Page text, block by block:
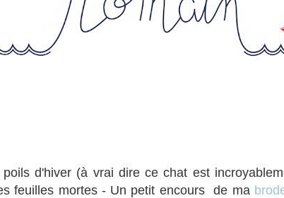
d'hiver (à vrai dire ce chat est
feuilles mortes - Un petit encours de ma